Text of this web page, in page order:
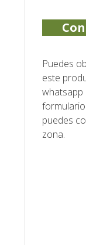
Puedes
este
whatsapp
puedes
zona.